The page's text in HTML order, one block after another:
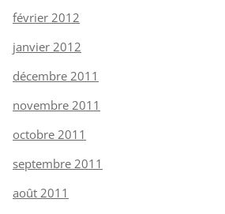
février 2012
janvier 2012
décembre 2011
novembre 2011
octobre 2011
septembre 2011
août 2011